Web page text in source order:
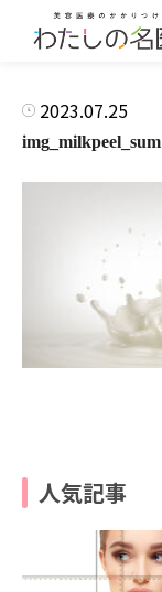
2023.07.25
img_milkpeel_sum
人気記事